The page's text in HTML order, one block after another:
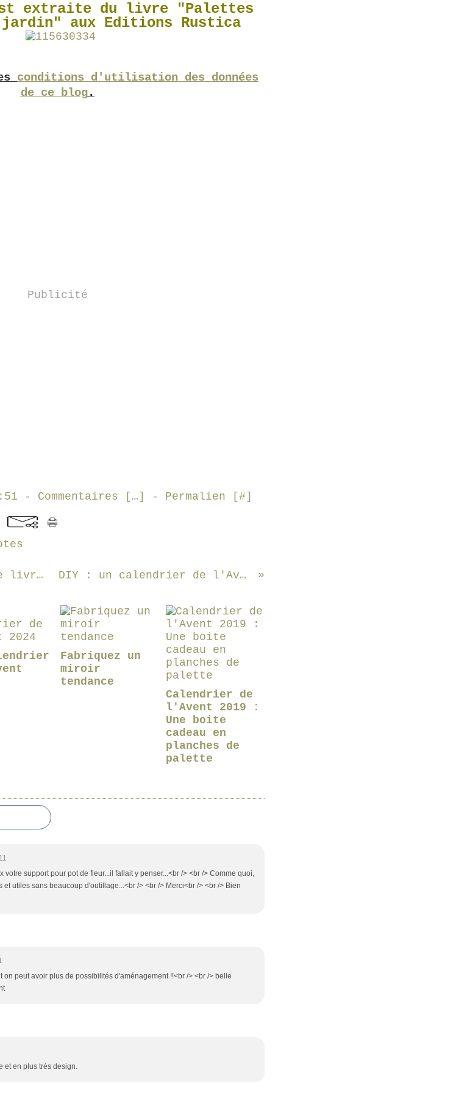
extraite du livre "Palettes
aux Editions Rustica
conditions d'utilisation des données
de ce blog.
Publicité
- Commentaires [ … ] - Permalien [#]
"Palettes récup' " Le livre du blog de Béa
DIY : un calendrier de l'Avent renne de Noël
Fabriquez un
miroir
tendance
Calendrier de
l'Avent 2019 :
Une boite
cadeau en
planches de
palette
votre support pour pot de fleur...il fallait y penser...<br /> <br /> Comme quoi,
utiles sans beaucoup d'outillage...<br /> <br /> Merci<br /> <br /> Bien
peut avoir plus de possibilités d'aménagement !!<br /> <br /> belle
et en plus très design.